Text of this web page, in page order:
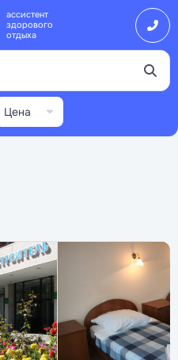
ассистент
здорового
отдыха
Цена